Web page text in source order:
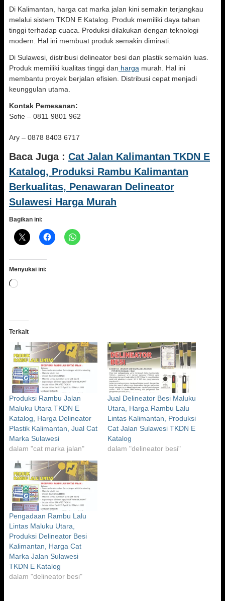
Di Kalimantan, harga cat marka jalan kini semakin terjangkau
melalui sistem TKDN E Katalog. Produk memiliki daya tahan
tinggi terhadap cuaca. Produksi dilakukan dengan teknologi
modern. Hal ini membuat produk semakin diminati.
Di Sulawesi, distribusi delineator besi dan plastik semakin luas.
Produk memiliki kualitas tinggi dan harga murah. Hal ini
membantu proyek berjalan efisien. Distribusi cepat menjadi
keunggulan utama.
Kontak Pemesanan:
Sofie – 0811 9801 962
Ary – 0878 8403 6717
Baca Juga : Cat Jalan Kalimantan TKDN E
Katalog, Produksi Rambu Kalimantan
Berkualitas, Penawaran Delineator
Sulawesi Harga Murah
Bagikan ini:
Menyukai ini:
Memuat...
Terkait
Produksi Rambu Jalan
Maluku Utara TKDN E
Katalog, Harga Delineator
Plastik Kalimantan, Jual Cat
Marka Sulawesi
dalam "cat marka jalan"
Jual Delineator Besi Maluku
Utara, Harga Rambu Lalu
Lintas Kalimantan, Produksi
Cat Jalan Sulawesi TKDN E
Katalog
dalam "delineator besi"
Pengadaan Rambu Lalu
Lintas Maluku Utara,
Produksi Delineator Besi
Kalimantan, Harga Cat
Marka Jalan Sulawesi
TKDN E Katalog
dalam "delineator besi"